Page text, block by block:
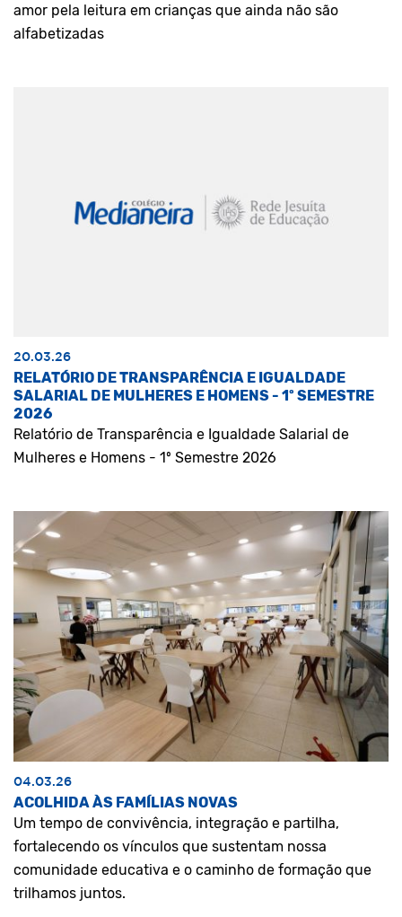
amor pela leitura em crianças que ainda não são
alfabetizadas
20.03.26
RELATÓRIO DE TRANSPARÊNCIA E IGUALDADE
SALARIAL DE MULHERES E HOMENS - 1º SEMESTRE
2026
Relatório de Transparência e Igualdade Salarial de
Mulheres e Homens - 1º Semestre 2026
04.03.26
ACOLHIDA ÀS FAMÍLIAS NOVAS
Um tempo de convivência, integração e partilha,
fortalecendo os vínculos que sustentam nossa
comunidade educativa e o caminho de formação que
trilhamos juntos.